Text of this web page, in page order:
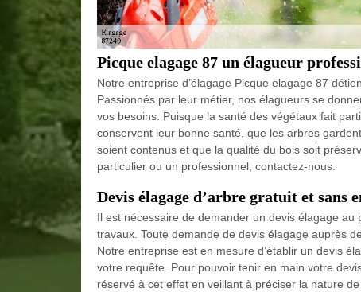
Picque elagage 87 un élagueur
Notre entreprise d’élagage Picque elagage 87
Passionnés par leur métier, nos élagueurs se
vos besoins. Puisque la santé des végétaux fait
conservent leur bonne santé, que les arbres
soient contenus et que la qualité du bois soit
particulier ou un professionnel, contactez-nous.
Devis élagage d’arbre gratuit et sans
Il est nécessaire de demander un devis élagage
travaux. Toute demande de devis élagage auprès
Notre entreprise est en mesure d’établir un devis
votre requête. Pour pouvoir tenir en main votre
réservé à cet effet en veillant à préciser la nature